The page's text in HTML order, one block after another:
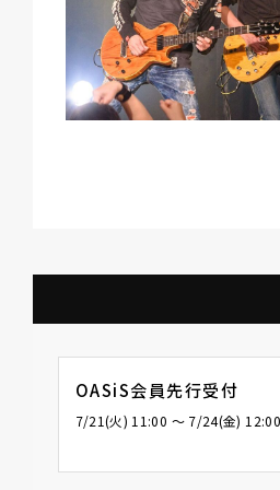
OASiS会員先行受付
7/21(火) 11:00 〜 7/24(金) 12:00